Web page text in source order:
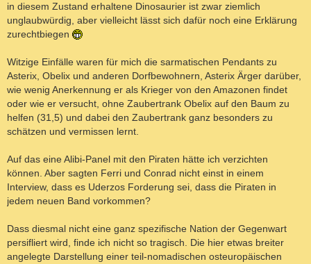
in diesem Zustand erhaltene Dinosaurier ist zwar ziemlich
unglaubwürdig, aber vielleicht lässt sich dafür noch eine Erklärung
zurechtbiegen
Witzige Einfälle waren für mich die sarmatischen Pendants zu
Asterix, Obelix und anderen Dorfbewohnern, Asterix Ärger darüber,
wie wenig Anerkennung er als Krieger von den Amazonen findet
oder wie er versucht, ohne Zaubertrank Obelix auf den Baum zu
helfen (31,5) und dabei den Zaubertrank ganz besonders zu
schätzen und vermissen lernt.
Auf das eine Alibi-Panel mit den Piraten hätte ich verzichten
können. Aber sagten Ferri und Conrad nicht einst in einem
Interview, dass es Uderzos Forderung sei, dass die Piraten in
jedem neuen Band vorkommen?
Dass diesmal nicht eine ganz spezifische Nation der Gegenwart
persifliert wird, finde ich nicht so tragisch. Die hier etwas breiter
angelegte Darstellung einer teil-nomadischen osteuropäischen